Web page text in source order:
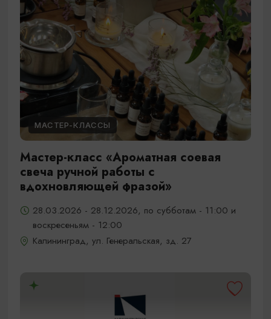
МАСТЕР-КЛАССЫ
Мастер-класс «Ароматная соевая
свеча ручной работы с
вдохновляющей фразой»
28.03.2026 - 28.12.2026, по субботам - 11:00 и
воскресеньям - 12:00
Калининград, ул. Генеральская, зд. 27